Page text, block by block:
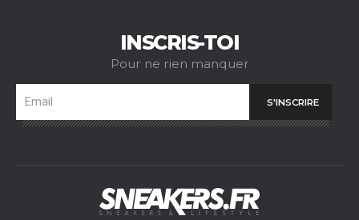
INSCRIS-TOI
Pour ne rien manquer